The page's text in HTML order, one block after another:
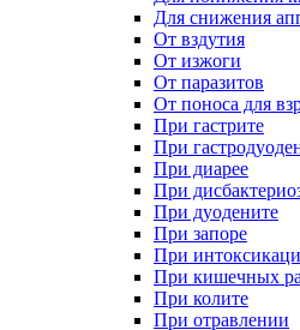
Для снижения
От вздутия
От изжоги
От паразитов
От поноса для
При гастрите
При
При диарее
При
При дуодените
При запоре
При
При кишечных
При колите
При отравлении